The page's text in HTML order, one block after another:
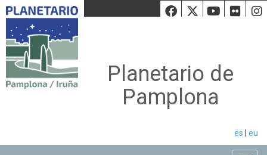
Facebook
Twiiter
Planetario de
Pamplona
es eu